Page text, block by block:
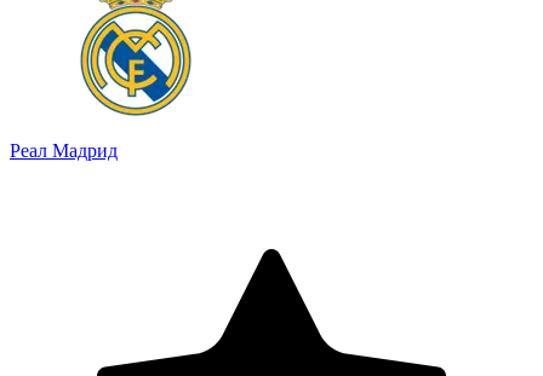
Реал Мадрид